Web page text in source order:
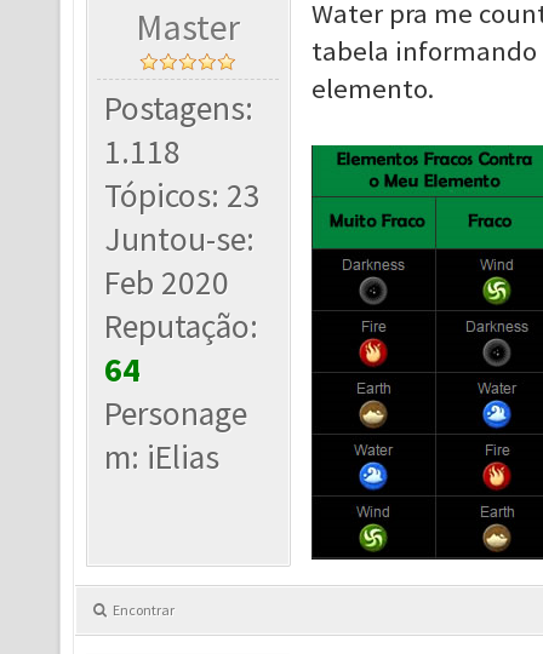
Master
Postagens:
1.118
Tópicos: 23
Juntou-se:
Feb 2020
Reputação:
64
Personage
m: iElias
Water pra me
tabela informando
elemento.
Encontrar